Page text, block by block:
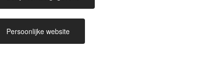
Persoonlijke website